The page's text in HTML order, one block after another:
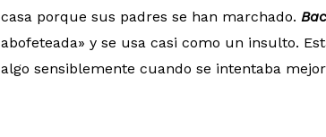
casa porque sus padres se han marchado.
abofeteada» y se usa casi como un insulto.
algo sensiblemente cuando se intentaba